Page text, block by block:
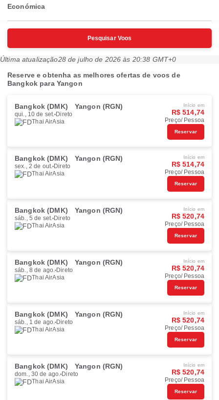
Económica
Pesquisar Voos
Última atualização28 de julho de 2026 às 20:38 GMT+0
Reserve e obtenha as melhores ofertas de voos de
Bangkok para Yangon
Bangkok (DMK) Yangon (RGN)
qui., 10 de set. Direto
Thai AirAsia
Início em
R$ 514,74
Preço/ Pessoa
Reservar
Bangkok (DMK) Yangon (RGN)
sex., 2 de out. Direto
Thai AirAsia
Início em
R$ 514,74
Preço/ Pessoa
Reservar
Bangkok (DMK) Yangon (RGN)
sáb., 5 de set. Direto
Thai AirAsia
Início em
R$ 520,74
Preço/ Pessoa
Reservar
Bangkok (DMK) Yangon (RGN)
sáb., 8 de ago. Direto
Thai AirAsia
Início em
R$ 520,74
Preço/ Pessoa
Reservar
Bangkok (DMK) Yangon (RGN)
sáb., 1 de ago. Direto
Thai AirAsia
Início em
R$ 520,74
Preço/ Pessoa
Reservar
Bangkok (DMK) Yangon (RGN)
dom., 30 de ago. Direto
Thai AirAsia
Início em
R$ 520,74
Preço/ Pessoa
Reservar